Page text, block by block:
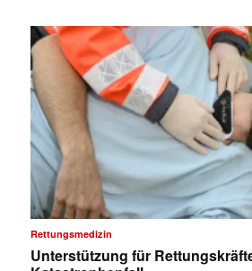
Rettungsmedizin
Unterstützung für